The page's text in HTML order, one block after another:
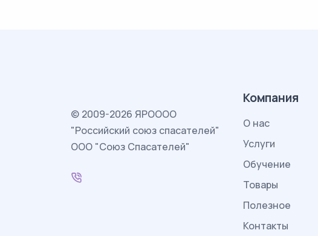
© 2009-2026 ЯРОООО
"Российский союз спасателей"
ООО "Союз Спасателей"
Компания
О нас
Услуги
Обучение
Товары
Полезное
Контакты